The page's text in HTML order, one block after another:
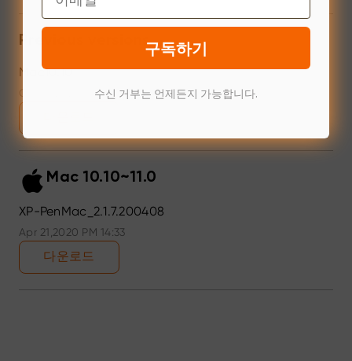
Previous versions
Mac10.10
Oct 14,2023 AM 11:46
Mac 10.10~11.0
XP-PenMac_2.1.7.200408
Apr 21,2020 PM 14:33
다운로드
구독하기
수신 거부는 언제든지 가능합니다.